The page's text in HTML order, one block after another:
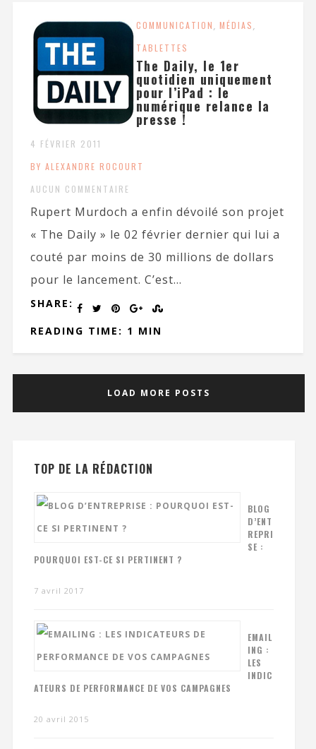
COMMUNICATION, MÉDIAS,
TABLETTES
The Daily, le 1er
quotidien uniquement
pour l’iPad : le
numérique relance la
presse !
4 FÉVRIER 2011
BY ALEXANDRE ROCOURT
AUCUN COMMENTAIRE
Rupert Murdoch a enfin dévoilé son projet
« The Daily » le 02 février dernier qui lui a
couté par moins de 30 millions de dollars
pour le lancement. C’est...
SHARE:
READING TIME: 1 MIN
LOAD MORE POSTS
TOP DE LA RÉDACTION
BLOG
D’ENT
REPRI
SE :
POURQUOI EST-CE SI PERTINENT ?
7 avril 2017
EMAIL
ING :
LES
INDIC
ATEURS DE PERFORMANCE DE VOS CAMPAGNES
20 avril 2015